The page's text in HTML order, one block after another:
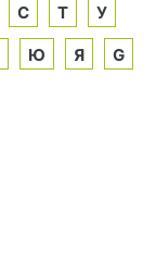
С Т У
Ю Я G